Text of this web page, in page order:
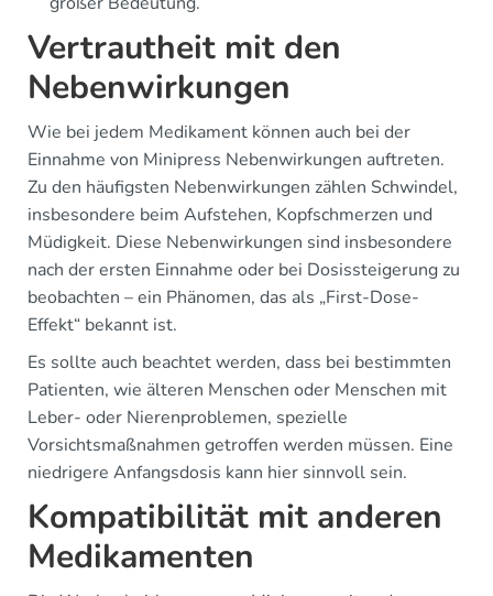
Vertrautheit mit den
Nebenwirkungen
Wie bei jedem Medikament können auch bei der
Einnahme von Minipress Nebenwirkungen auftreten.
Zu den häufigsten Nebenwirkungen zählen Schwindel,
insbesondere beim Aufstehen, Kopfschmerzen und
Müdigkeit. Diese Nebenwirkungen sind insbesondere
nach der ersten Einnahme oder bei Dosissteigerung zu
beobachten – ein Phänomen, das als „First-Dose-
Effekt“ bekannt ist.
Es sollte auch beachtet werden, dass bei bestimmten
Patienten, wie älteren Menschen oder Menschen mit
Leber- oder Nierenproblemen, spezielle
Vorsichtsmaßnahmen getroffen werden müssen. Eine
niedrigere Anfangsdosis kann hier sinnvoll sein.
Kompatibilität mit anderen
Medikamenten